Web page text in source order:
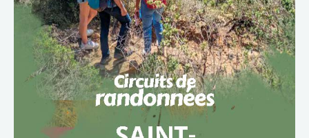
TÉLÉCHARGER